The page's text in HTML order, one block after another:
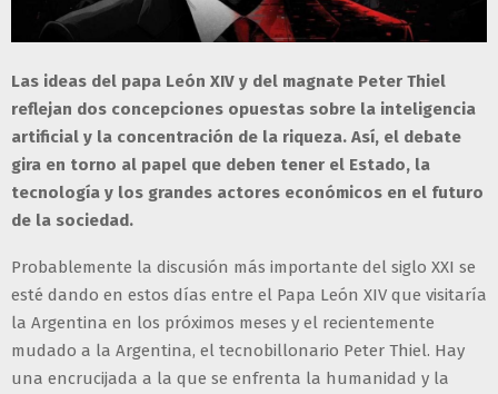
Las ideas del papa León XIV y del magnate Peter Thiel
reflejan dos concepciones opuestas sobre la inteligencia
artificial y la concentración de la riqueza. Así, el debate
gira en torno al papel que deben tener el Estado, la
tecnología y los grandes actores económicos en el futuro
de la sociedad.
Probablemente la discusión más importante del siglo XXI se
esté dando en estos días entre el Papa León XIV que visitaría
la Argentina en los próximos meses y el recientemente
mudado a la Argentina, el tecnobillonario Peter Thiel. Hay
una encrucijada a la que se enfrenta la humanidad y la